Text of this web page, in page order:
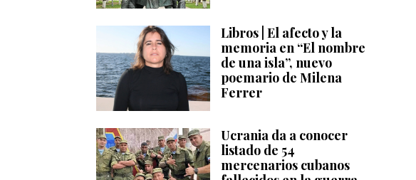
Libros | El afecto y la
memoria en “El nombre
de una isla”, nuevo
poemario de Milena
Ferrer
Ucrania da a conocer
listado de 54
mercenarios cubanos